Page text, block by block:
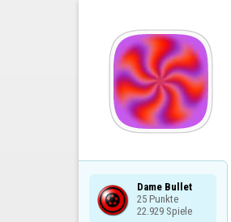
Dame Bullet
25 Punkte
22.929 Spiele